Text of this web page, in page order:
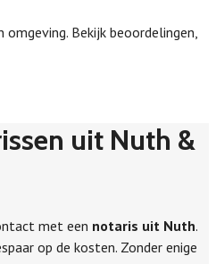
Bekijk beoordelingen,
uit Nuth &
met een notaris uit Nuth.
op de kosten. Zonder enige